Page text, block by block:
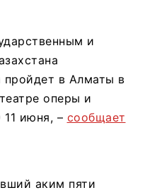
и
в Алматы в
оперы и
июня, – сообщает
аким пяти